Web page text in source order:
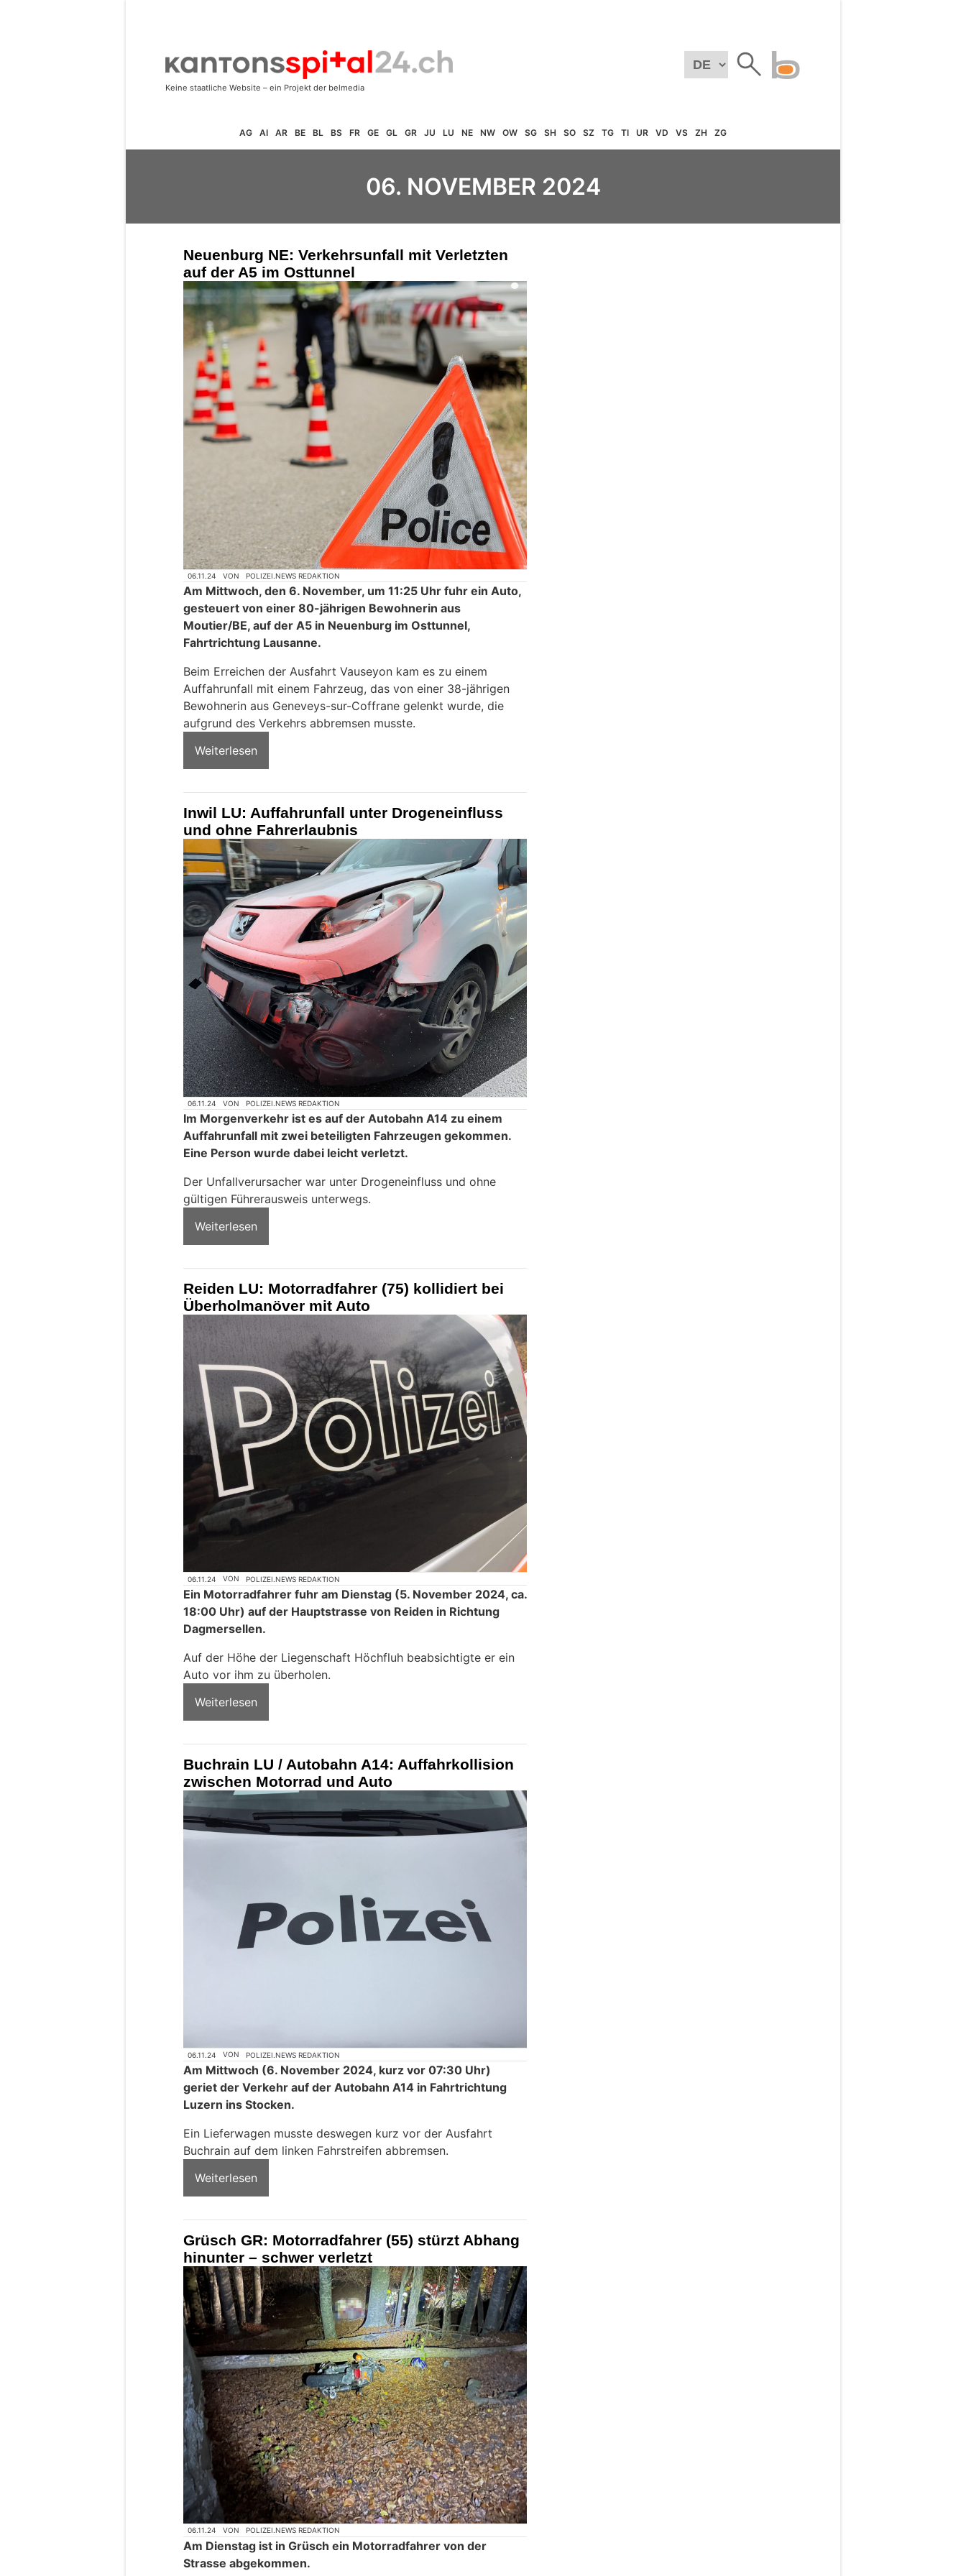
AG AI AR BE BL BS FR GE GL GR JU LU NE NW OW SG SH SO SZ TG TI UR VD VS ZH ZG
06. NOVEMBER 2024
Neuenburg NE: Verkehrsunfall mit Verletzten
auf der A5 im Osttunnel
06.11.24 VON POLIZEI.NEWS REDAKTION
Am Mittwoch, den 6. November, um 11:25 Uhr fuhr ein Auto,
gesteuert von einer 80-jährigen Bewohnerin aus
Moutier/BE, auf der A5 in Neuenburg im Osttunnel,
Fahrtrichtung Lausanne.
Beim Erreichen der Ausfahrt Vauseyon kam es zu einem
Auffahrunfall mit einem Fahrzeug, das von einer 38-jährigen
Bewohnerin aus Geneveys-sur-Coffrane gelenkt wurde, die
aufgrund des Verkehrs abbremsen musste.
Weiterlesen
Inwil LU: Auffahrunfall unter Drogeneinfluss
und ohne Fahrerlaubnis
06.11.24 VON POLIZEI.NEWS REDAKTION
Im Morgenverkehr ist es auf der Autobahn A14 zu einem
Auffahrunfall mit zwei beteiligten Fahrzeugen gekommen.
Eine Person wurde dabei leicht verletzt.
Der Unfallverursacher war unter Drogeneinfluss und ohne
gültigen Führerausweis unterwegs.
Weiterlesen
Reiden LU: Motorradfahrer (75) kollidiert bei
Überholmanöver mit Auto
06.11.24 VON POLIZEI.NEWS REDAKTION
Ein Motorradfahrer fuhr am Dienstag (5. November 2024, ca.
18:00 Uhr) auf der Hauptstrasse von Reiden in Richtung
Dagmersellen.
Auf der Höhe der Liegenschaft Höchfluh beabsichtigte er ein
Auto vor ihm zu überholen.
Weiterlesen
Buchrain LU / Autobahn A14: Auffahrkollision
zwischen Motorrad und Auto
06.11.24 VON POLIZEI.NEWS REDAKTION
Am Mittwoch (6. November 2024, kurz vor 07:30 Uhr)
geriet der Verkehr auf der Autobahn A14 in Fahrtrichtung
Luzern ins Stocken.
Ein Lieferwagen musste deswegen kurz vor der Ausfahrt
Buchrain auf dem linken Fahrstreifen abbremsen.
Weiterlesen
Grüsch GR: Motorradfahrer (55) stürzt Abhang
hinunter – schwer verletzt
06.11.24 VON POLIZEI.NEWS REDAKTION
Am Dienstag ist in Grüsch ein Motorradfahrer von der
Strasse abgekommen.